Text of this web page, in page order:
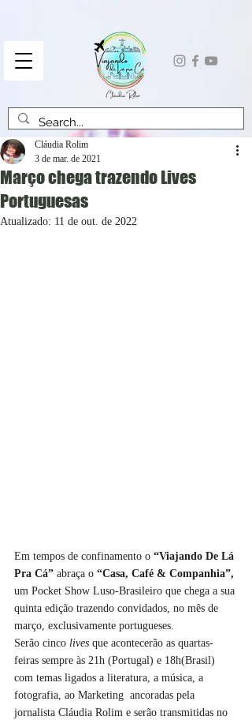
Março chega trazendo Lives
Portuguesas
Cláudia Rolim
3 de mar. de 2021
Atualizado: 11 de out. de 2022
Em tempos de confinamento o “Viajando De Lá
Pra Cá” abraça o “Casa, Café & Companhia”,
um Pocket Show Luso-Brasileiro que chega a sua
quinta edição trazendo convidados, no mês de
março, exclusivamente portugueses.
Serão cinco lives que acontecerão as quartas-
feiras sempre às 21h (Portugal) e 18h(Brasil)
com temas ligados a literatura, a música, a
fotografia, ao Marketing  ancoradas pela
jornalista Cláudia Rolim e serão transmitidas no